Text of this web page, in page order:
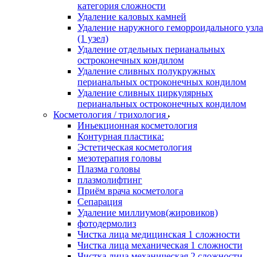
категория сложности
Удаление каловых камней
Удаление наружного геморроидального узла
(1 узел)
Удаление отдельных перианальных
остроконечных кондилом
Удаление сливных полукружных
перианальных остроконечных кондилом
Удаление сливных циркулярных
перианальных остроконечных кондилом
Косметология / трихология
Иньекционная косметология
Контурная пластика:
Эстетическая косметология
мезотерапия головы
Плазма головы
плазмолифтинг
Приём врача косметолога
Сепарация
Удаление миллиумов(жировиков)
фотодермолиз
Чистка лица медицинская 1 сложности
Чистка лица механическая 1 сложности